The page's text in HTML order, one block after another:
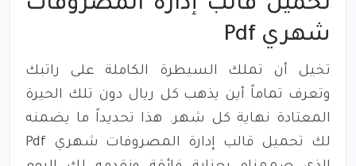
تحميل قالب إدارة المصروفات
شهري Pdf
تخيل أن تملك السيطرة الكاملة على راتبك
وتعرف تماماً أين يذهب كل ريال دون تلك الحيرة
المعتادة نهاية كل شهر. هذا تحديداً ما يضمنه
لك تحميل قالب إدارة المصروفات شهري Pdf